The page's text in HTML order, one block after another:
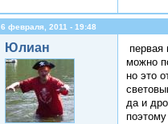
6 февраля, 2011 - 19:48
Юлиан
первая
можно
но это
да и